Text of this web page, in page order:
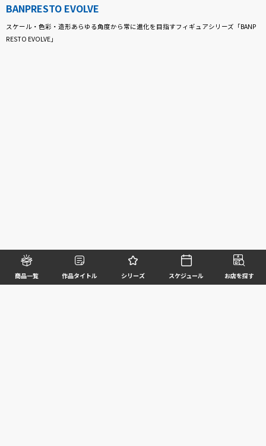
商品一覧 作品タイトル シリーズ スケジュール お店を探す
BANPRESTO EVOLVE
スケール・色彩・造形あらゆる角度から常に進化を目指すフィギュアシリーズ「BANP
RESTO EVOLVE」